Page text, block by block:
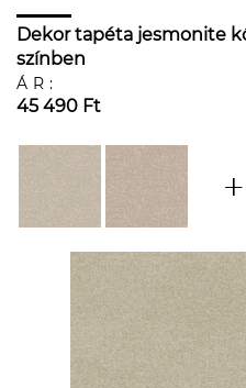
Dekor tapéta jesmonite
színben
ÁR:
45 490 Ft